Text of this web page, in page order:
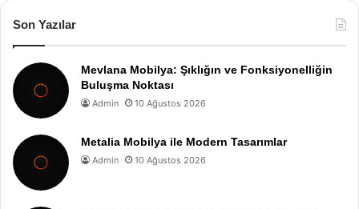
Son Yazılar
Mevlana Mobilya: Şıklığın ve Fonksiyonelliğin
Buluşma Noktası
Admin 10 Ağustos 2026
Metalia Mobilya ile Modern Tasarımlar
Admin 10 Ağustos 2026